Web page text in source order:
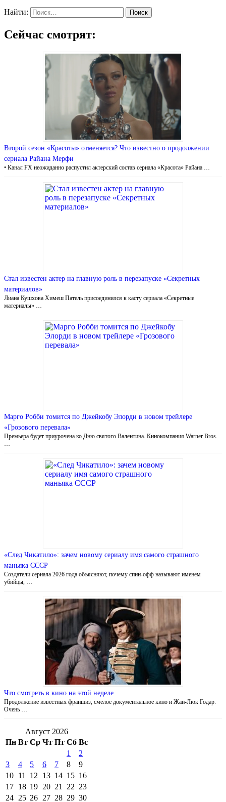
Найти:
Сейчас смотрят:
Второй сезон «Красоты» отменяется? Что известно о продолжении
сериала Райана Мерфи
• Канал FX неожиданно распустил актерский состав сериала «Красота» Райана …
Стал известен актер на главную роль в перезапуске «Секретных
материалов»
Лиана Кушхова Химеш Патель присоединился к касту сериала «Секретные
материалы» …
Марго Робби томится по Джейкобу Элорди в новом трейлере
«Грозового перевала»
Премьера будет приурочена ко Дню святого Валентина. Кинокомпания Warner Bros.
«След Чикатило»: зачем новому сериалу имя самого страшного
маньяка СССР
Создатели сериала 2026 года объясняют, почему спин-офф называют именем
убийцы, …
Что смотреть в кино на этой неделе
Продолжение известных франшиз, смелое документальное кино и Жан-Люк Годар.
Очень …
Август 2026
Пн Вт Ср Чт Пт Сб Вс
1
2
3
4 5 6 7 8
9
10 11 12 13 14 15 16
17 18 19 20 21 22 23
24 25 26 27 28 29 30